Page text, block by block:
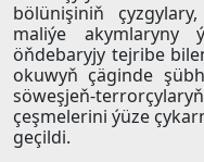
bölünişiniň
maliýe akymlaryny
öňdebaryjy tejribe
okuwyň çäginde
söweşjeň-
çeşmelerini ýüze
geçildi.